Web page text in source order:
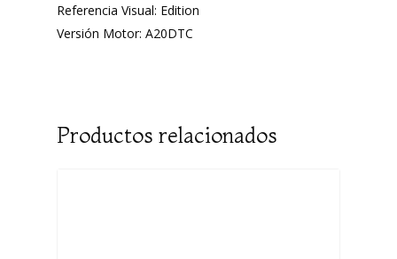
Referencia Visual: Edition
Versión Motor: A20DTC
Productos relacionados